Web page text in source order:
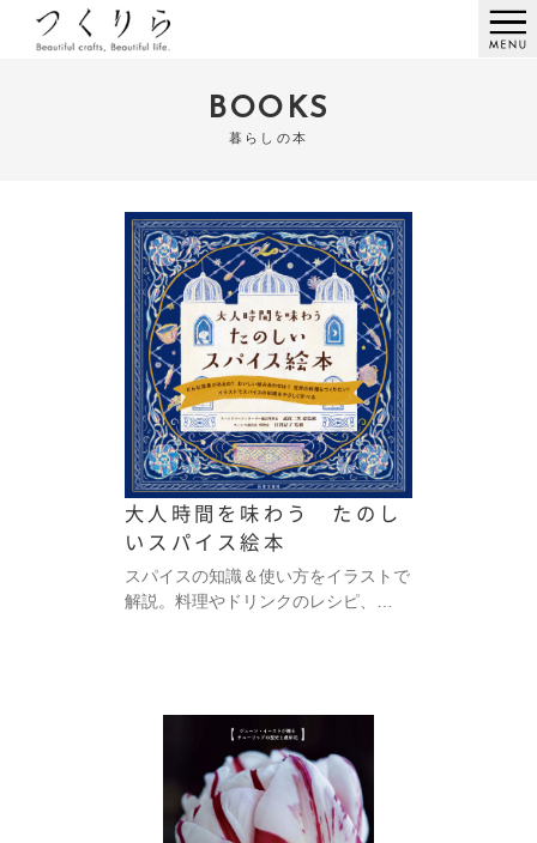
BOOKS
暮らしの本
大人時間を味わう たのし
いスパイス絵本
スパイスの知識＆使い方をイラストで
解説。料理やドリンクのレシピ、…